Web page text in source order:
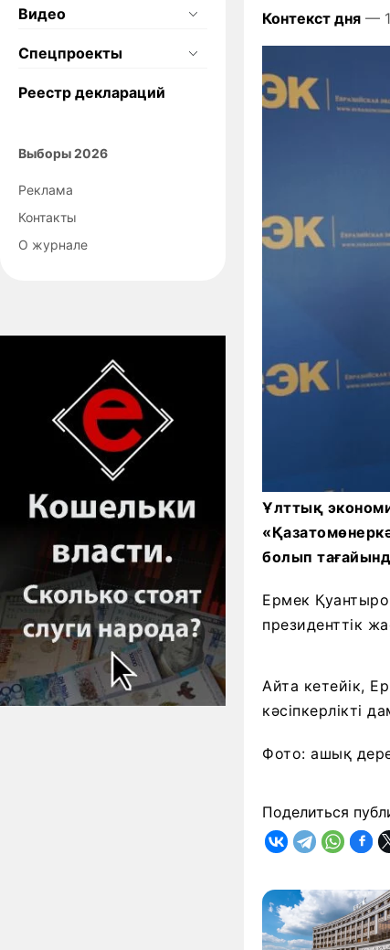
Видео
Спецпроекты
Реестр деклараций
Выборы 2026
Реклама
Контакты
О журнале
Контекст дня —
Ұлттық
болып
Ермек
президенттік
Айта кетейік,
кәсіпкерлікті
Фото: ашық
Поделиться